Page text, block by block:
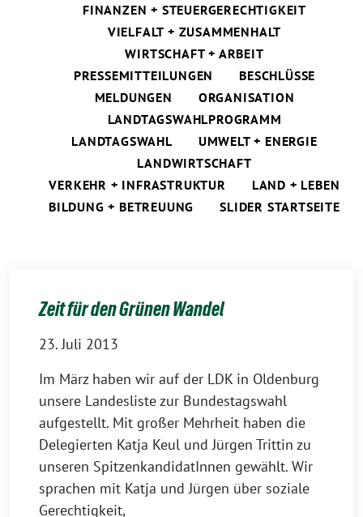
FINANZEN + STEUERGERECHTIGKEIT
VIELFALT + ZUSAMMENHALT
WIRTSCHAFT + ARBEIT
PRESSEMITTEILUNGEN
BESCHLÜSSE
MELDUNGEN
ORGANISATION
LANDTAGSWAHLPROGRAMM
LANDTAGSWAHL
UMWELT + ENERGIE
LANDWIRTSCHAFT
VERKEHR + INFRASTRUKTUR
LAND + LEBEN
BILDUNG + BETREUUNG
SLIDER STARTSEITE
Zeit für den Grünen Wandel
23. Juli 2013
Im März haben wir auf der LDK in Oldenburg
unsere Landesliste zur Bundestagswahl
aufgestellt. Mit großer Mehrheit haben die
Delegierten Katja Keul und Jürgen Trittin zu
unseren SpitzenkandidatInnen gewählt. Wir
sprachen mit Katja und Jürgen über soziale
Gerechtigkeit,